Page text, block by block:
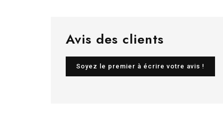
Avis des clients
Soyez le premier à écrire votre avis !